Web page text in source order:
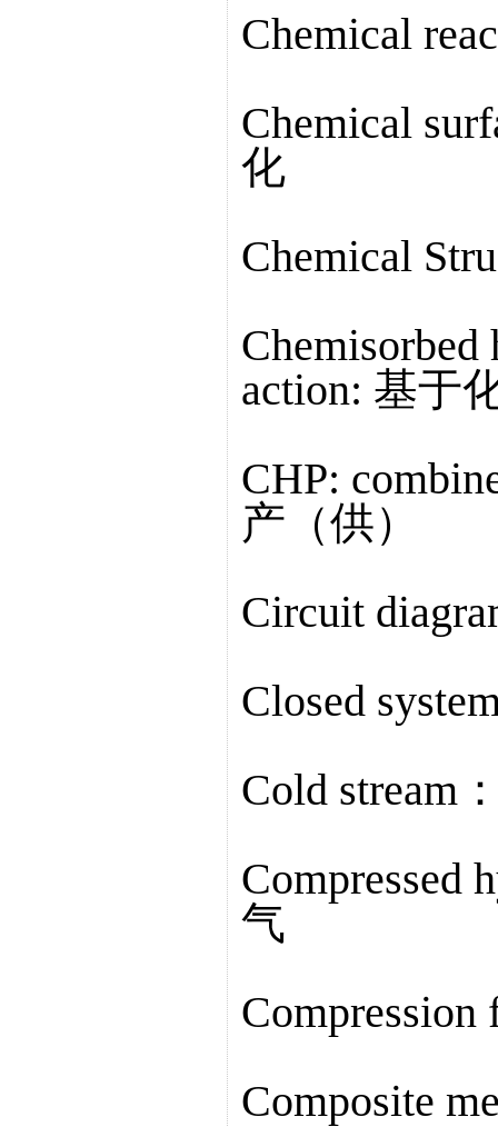
Chemical
Chemical
化
Chemical
Chemisorbed
action: 基于
CHP:
产（供）
Circuit
Closed
Cold stream
Compressed
气
Composite